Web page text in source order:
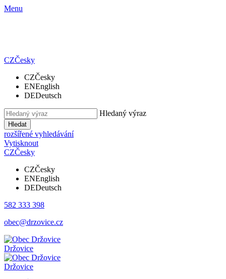
Menu
CZČesky
CZČesky
ENEnglish
DEDeutsch
Hledaný výraz
Hledat
rozšířené vyhledávání
Vytisknout
CZČesky
CZČesky
ENEnglish
DEDeutsch
582 333 398
obec@drzovice.cz
Držovice
Držovice